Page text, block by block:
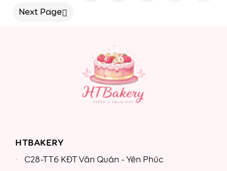
Next Page
HTBAKERY
C28-TT6 KĐT Văn Quán - Yên Phúc